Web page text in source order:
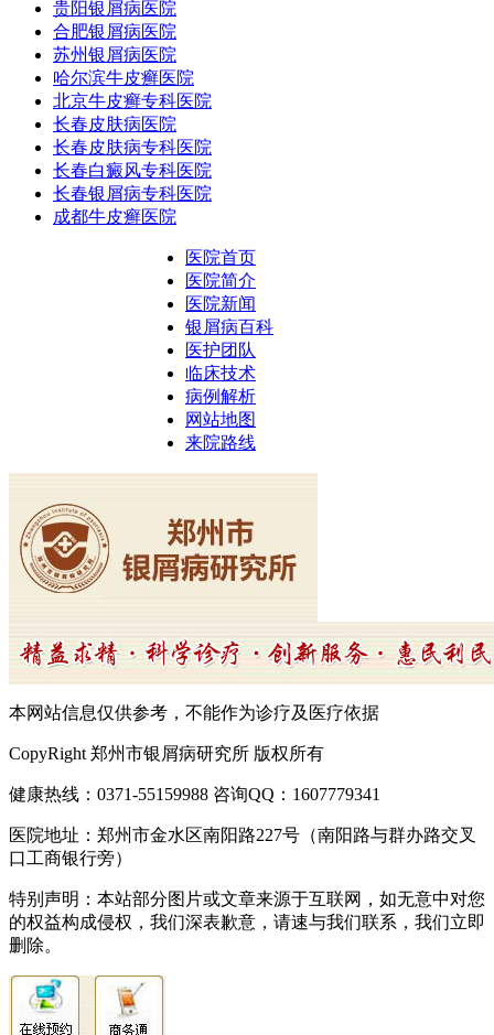
贵阳银屑病医院
合肥银屑病医院
苏州银屑病医院
哈尔滨牛皮癣医院
北京牛皮癣专科医院
长春皮肤病医院
长春皮肤病专科医院
长春白癜风专科医院
长春银屑病专科医院
成都牛皮癣医院
医院首页
医院简介
医院新闻
银屑病百科
医护团队
临床技术
病例解析
网站地图
来院路线
本网站信息仅供参考，不能作为诊疗及医疗依据
CopyRight 郑州市银屑病研究所 版权所有
健康热线：0371-55159988 咨询QQ：1607779341
医院地址：郑州市金水区南阳路227号（南阳路与群办路交叉
口工商银行旁）
特别声明：本站部分图片或文章来源于互联网，如无意中对您
的权益构成侵权，我们深表歉意，请速与我们联系，我们立即
删除。